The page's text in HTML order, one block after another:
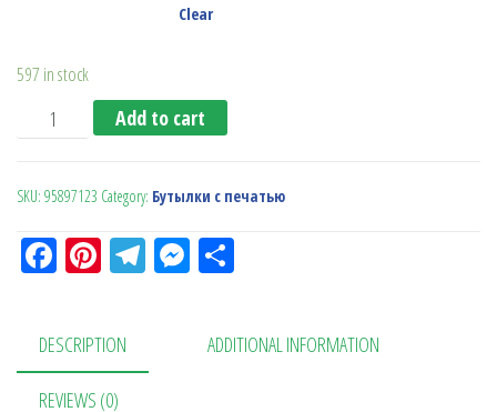
Clear
597 in stock
Бутылка для Питья URBAN BOTTLE quantity
Add to cart
SKU: 95897123 Category: Бутылки с печатью
Fa
bo
ok
Pi
er
es
t
Te
a
M
se
n
ра
в
DESCRIPTION ADDITIONAL INFORMATION
REVIEWS (0)